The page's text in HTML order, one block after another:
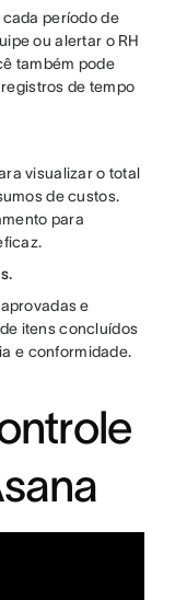
período de
ou alertar o RH
também pode
de tempo
visualizar o total
de custos.
para
e
itens concluídos
e conformidade.